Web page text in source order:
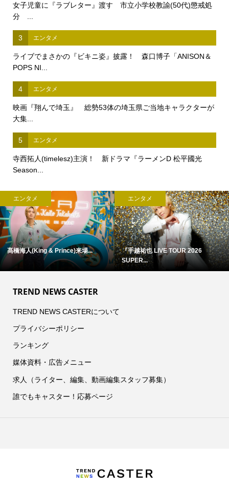
女子児童に『ラブレター』渡す 市立小学校教諭(50代)懲戒処
分 ...
3 エンタメ
ライブでまさかの『ビキニ姿』披露！ 森口博子「ANISON＆
POPS NI...
4 エンタメ
映画『翔んで埼玉』 総勢53体の埼玉県ご当地キャラクターが
大集...
5 エンタメ
寺西拓人(timelesz)主演！ 新ドラマ『ラーメンD 松平國光
Season...
エンタメ
髙橋海人(King & Prince)来場...
エンタメ
『手越祐也 LIVE TOUR 2026
SUPER...
TREND NEWS CASTER
TREND NEWS CASTERについて
プライバシーポリシー
ランキング
媒体資料・広告メニュー
求人（ライター、編集、動画編集スタッフ募集）
誰でもキャスター！応募ページ